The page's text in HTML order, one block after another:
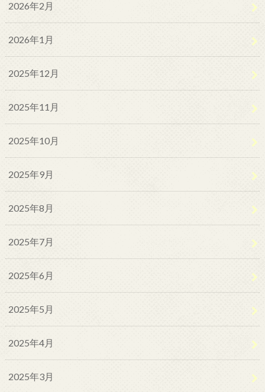
2026年2月
2026年1月
2025年12月
2025年11月
2025年10月
2025年9月
2025年8月
2025年7月
2025年6月
2025年5月
2025年4月
2025年3月